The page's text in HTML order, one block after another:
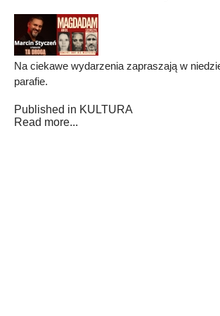
Na ciekawe wydarzenia zapraszają w
parafie.
Published in KULTURA
Read more...